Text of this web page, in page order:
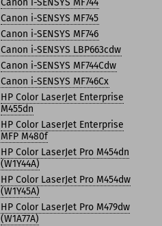
Canon i-SENSYS MF744
Canon i-SENSYS MF745
Canon i-SENSYS MF746
Canon i-SENSYS LBP663cdw
Canon i-SENSYS MF744Cdw
Canon i-SENSYS MF746Cx
HP Color LaserJet Enterprise
M455dn
HP Color LaserJet Enterprise
MFP M480f
HP Color LaserJet Pro M454dn
(W1Y44A)
HP Color LaserJet Pro M454dw
(W1Y45A)
HP Color LaserJet Pro M479dw
(W1A77A)